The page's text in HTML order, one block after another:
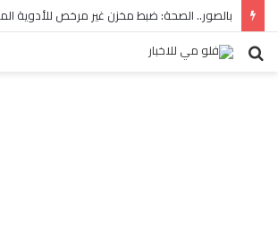
بالصور.. الصحة: ضبط مخزن غير مرخص للأدوية
بحث